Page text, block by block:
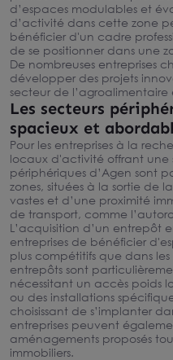
d’espaces modulables et
d’activité dans cette zone
bénéficier d'un cadre
de se positionner dans une
De nombreuses entreprises
développer des projets
secteur de l’agroalimentaire
Les secteurs
spacieux et
Pour les entreprises à la
locaux d'activité offrant une
périphériques d’Agen sont
zones, situées à la sortie de
vastes et d’une proximité
de transport, comme
L’acquisition d’un entrepôt
entreprises de bénéficier
plus compétitifs que dans les
entrepôts sont
nécessitant un accès poids
ou des installations
choisissant de s’implanter
entreprises peuvent
aménagements proposés
immobiliers.